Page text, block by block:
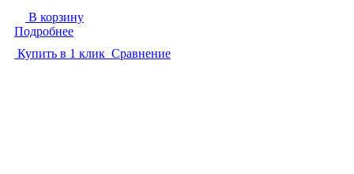
В корзину
Подробнее
Купить в 1 клик Сравнение